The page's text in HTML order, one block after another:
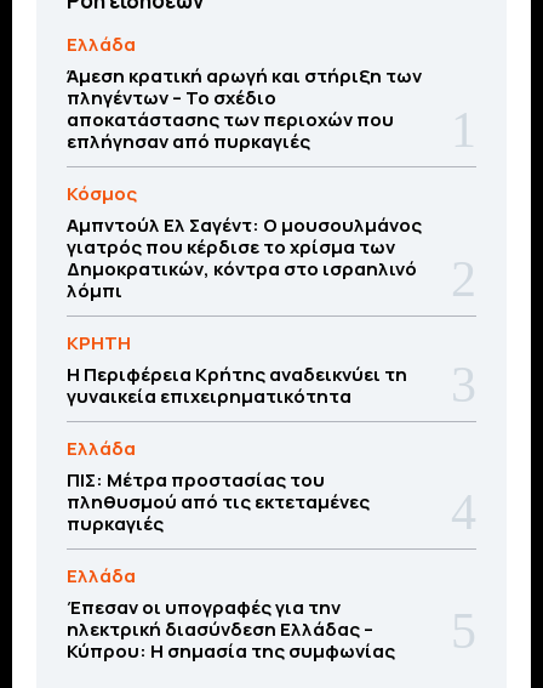
Ελλάδα
Άμεση κρατική αρωγή και στήριξη των
πληγέντων – Το σχέδιο
αποκατάστασης των περιοχών που
επλήγησαν από πυρκαγιές
Κόσμος
Αμπντούλ Ελ Σαγέντ: Ο μουσουλμάνος
γιατρός που κέρδισε το χρίσμα των
Δημοκρατικών, κόντρα στο ισραηλινό
λόμπι
ΚΡΗΤΗ
Η Περιφέρεια Κρήτης αναδεικνύει τη
γυναικεία επιχειρηματικότητα
Ελλάδα
ΠΙΣ: Μέτρα προστασίας του
πληθυσμού από τις εκτεταμένες
πυρκαγιές
Ελλάδα
Έπεσαν οι υπογραφές για την
ηλεκτρική διασύνδεση Ελλάδας –
Κύπρου: H σημασία της συμφωνίας